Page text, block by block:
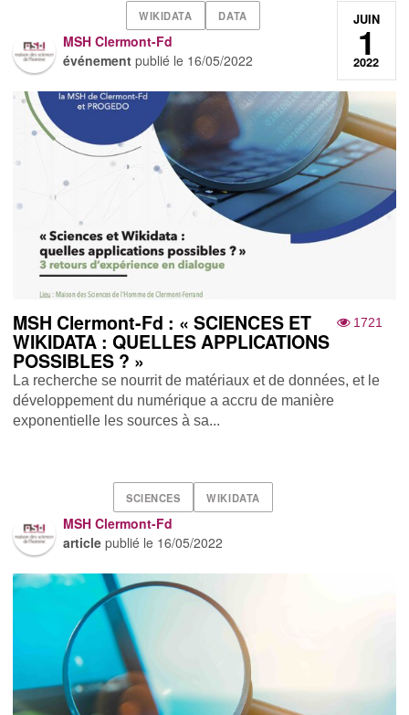
WIKIDATA DATA
MSH Clermont-Fd
événement publié le 16/05/2022
JUIN
1
2022
1721
MSH Clermont-Fd : « SCIENCES ET
WIKIDATA : QUELLES APPLICATIONS
POSSIBLES ? »
La recherche se nourrit de matériaux et de données, et le
développement du numérique a accru de manière
exponentielle les sources à sa...
SCIENCES WIKIDATA
MSH Clermont-Fd
article publié le 16/05/2022